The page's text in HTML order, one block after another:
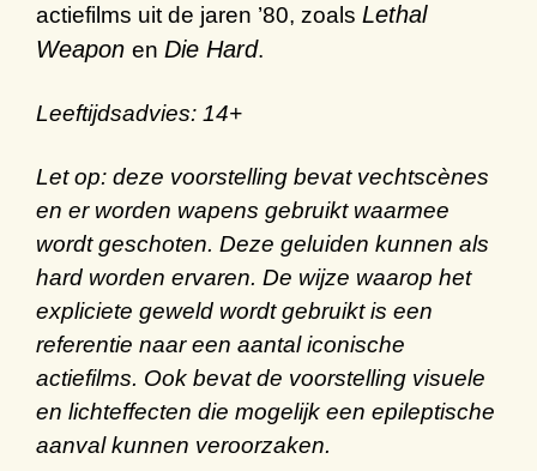
actiefilms uit de jaren ’80, zoals Lethal
Weapon en Die Hard.
Leeftijdsadvies: 14+
Let op: deze voorstelling bevat vechtscènes
en er worden wapens gebruikt waarmee
wordt geschoten. Deze geluiden kunnen als
hard worden ervaren. De wijze waarop het
expliciete geweld wordt gebruikt is een
referentie naar een aantal iconische
actiefilms. Ook bevat de voorstelling visuele
en lichteffecten die mogelijk een epileptische
aanval kunnen veroorzaken.